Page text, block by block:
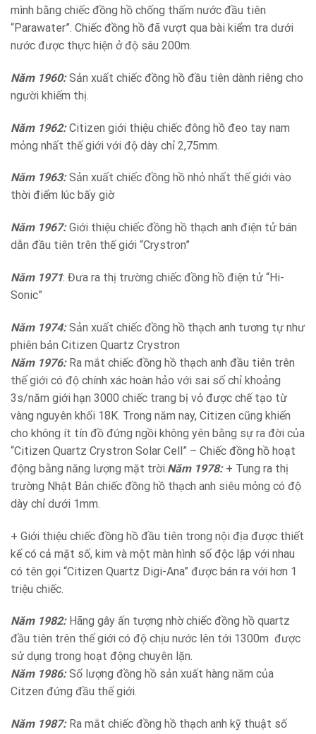
mình bằng chiếc đồng hồ chống thấm nước đầu tiên
“Parawater”. Chiếc đồng hồ đã vượt qua bài kiểm tra dưới
nước được thực hiện ở độ sâu 200m.
Năm 1960:Sản xuất chiếc đồng hồ đầu tiên dành riêng cho
người khiếm thị.
Năm 1962:Citizen giới thiệu chiếc đông hồ đeo tay nam
mỏng nhất thế giới với độ dày chỉ 2,75mm.
Năm 1963:Sản xuất chiếc đồng hồ nhỏ nhất thế giới vào
thời điểm lúc bấy giờ
Năm 1967:Giới thiệu chiếc đồng hồ thạch anh điện tử bán
dẫn đầu tiên trên thế giới “Crystron”
Năm 1971: Đưa ra thị trường chiếc đồng hồ điện tử “Hi-
Sonic”
Năm 1974:Sản xuất chiếc đồng hồ thạch anh tương tự như
phiên bản Citizen Quartz Crystron
Năm 1976:Ra mắt chiếc đồng hồ thạch anh đầu tiên trên
thế giới có độ chính xác hoàn hảo với sai số chỉ khoảng
3s/năm giới hạn 3000 chiếc trang bị vỏ được chế tạo từ
vàng nguyên khối 18K. Trong năm nay, Citizen cũng khiến
cho không ít tín đồ đứng ngồi không yên bằng sự ra đời của
“Citizen Quartz Crystron Solar Cell” – Chiếc đồng hồ hoạt
động bằng năng lượng mặt trời.Năm 1978:+ Tung ra thị
trường Nhật Bản chiếc đồng hồ thạch anh siêu mỏng có độ
dày chỉ dưới 1mm.
+ Giới thiệu chiếc đồng hồ đầu tiên trong nội địa được thiết
kế có cả mặt số, kim và một màn hình số độc lập với nhau
có tên gọi “Citizen Quartz Digi-Ana” được bán ra với hơn 1
triệu chiếc.
Năm 1982:Hãng gây ấn tượng nhờ chiếc đồng hồ quartz
đầu tiên trên thế giới có độ chịu nước lên tới 1300m được
sử dụng trong hoạt động chuyên lặn.
Năm 1986:Số lượng đồng hồ sản xuất hàng năm của
Citzen đứng đầu thế giới.
Năm 1987:Ra mắt chiếc đồng hồ thạch anh kỹ thuật số